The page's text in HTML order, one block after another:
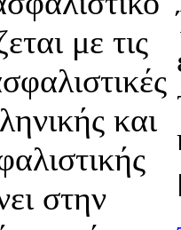
με τις
και
στην